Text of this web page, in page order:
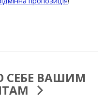
СЕБЕ ВАШИМ